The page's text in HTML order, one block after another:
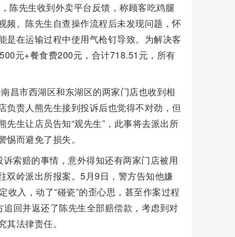
陈先生收到外卖平台反馈，称顾客吃鸡腿
频。陈先生自查操作流程后未发现问题，怀
是在运输过程中使用气枪钉导致。为解决客
元+餐食费200元，合计718.51元，所有
昌市西湖区和东湖区的两家门店也收到相
负责人熊先生接到投诉后也觉得不对劲，但
生让店员告知“观先生”，此事将去派出所
而避免了损失。
索赔的事情，意外得知还有两家门店被用
双岭派出所报案。5月9日，警方告知他嫌
入，动了“碰瓷”的歪心思，甚至作案过程
回并返还了陈先生全部赔偿款，考虑到对
法律责任。